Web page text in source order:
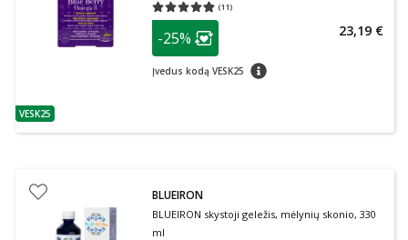
patarimas
VESK25
(11)
Vidutinis įvertinimas 4.82
patarimas
Lojalumo klubo narių nuolaida
-25%
Įvedus kodą VESK25 patarimas
23,19 €
BLUEIRON
BLUEIRON skystoji geležis, mėlynių skonio, 330
ml